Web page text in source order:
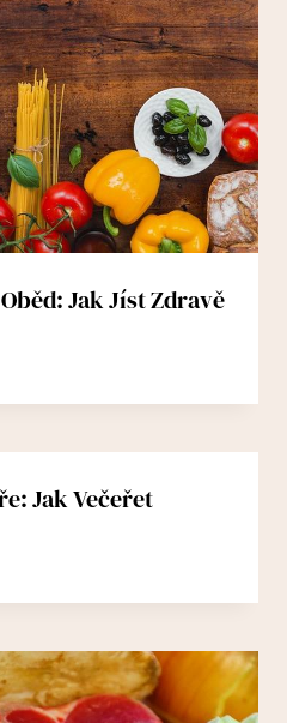
Jak Jíst Zdravě
Jak Večeřet